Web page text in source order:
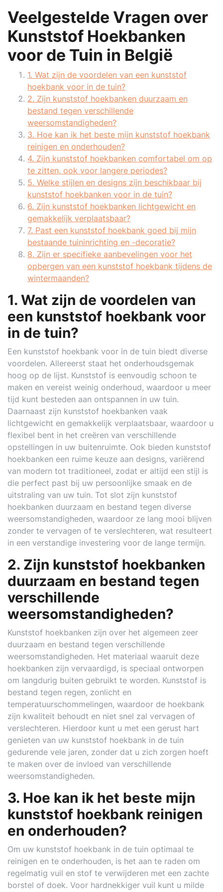
Veelgestelde Vragen over
Kunststof Hoekbanken
voor de Tuin in België
1. Wat zijn de voordelen van een kunststof
hoekbank voor in de tuin?
2. Zijn kunststof hoekbanken duurzaam en
bestand tegen verschillende
weersomstandigheden?
3. Hoe kan ik het beste mijn kunststof hoekbank
reinigen en onderhouden?
4. Zijn kunststof hoekbanken comfortabel om op
te zitten, ook voor langere periodes?
5. Welke stijlen en designs zijn beschikbaar bij
kunststof hoekbanken voor in de tuin?
6. Zijn kunststof hoekbanken lichtgewicht en
gemakkelijk verplaatsbaar?
7. Past een kunststof hoekbank goed bij mijn
bestaande tuininrichting en -decoratie?
8. Zijn er specifieke aanbevelingen voor het
opbergen van een kunststof hoekbank tijdens de
wintermaanden?
1. Wat zijn de voordelen van
een kunststof hoekbank voor
in de tuin?
Een kunststof hoekbank voor in de tuin biedt diverse
voordelen. Allereerst staat het onderhoudsgemak
hoog op de lijst. Kunststof is eenvoudig schoon te
maken en vereist weinig onderhoud, waardoor u meer
tijd kunt besteden aan ontspannen in uw tuin.
Daarnaast zijn kunststof hoekbanken vaak
lichtgewicht en gemakkelijk verplaatsbaar, waardoor u
flexibel bent in het creëren van verschillende
opstellingen in uw buitenruimte. Ook bieden kunststof
hoekbanken een ruime keuze aan designs, variërend
van modern tot traditioneel, zodat er altijd een stijl is
die perfect past bij uw persoonlijke smaak en de
uitstraling van uw tuin. Tot slot zijn kunststof
hoekbanken duurzaam en bestand tegen diverse
weersomstandigheden, waardoor ze lang mooi blijven
zonder te vervagen of te verslechteren, wat resulteert
in een verstandige investering voor de lange termijn.
2. Zijn kunststof hoekbanken
duurzaam en bestand tegen
verschillende
weersomstandigheden?
Kunststof hoekbanken zijn over het algemeen zeer
duurzaam en bestand tegen verschillende
weersomstandigheden. Het materiaal waaruit deze
hoekbanken zijn vervaardigd, is speciaal ontworpen
om langdurig buiten gebruikt te worden. Kunststof is
bestand tegen regen, zonlicht en
temperatuurschommelingen, waardoor de hoekbank
zijn kwaliteit behoudt en niet snel zal vervagen of
verslechteren. Hierdoor kunt u met een gerust hart
genieten van uw kunststof hoekbank in de tuin
gedurende vele jaren, zonder dat u zich zorgen hoeft
te maken over de invloed van verschillende
weersomstandigheden.
3. Hoe kan ik het beste mijn
kunststof hoekbank reinigen
en onderhouden?
Om uw kunststof hoekbank in de tuin optimaal te
reinigen en te onderhouden, is het aan te raden om
regelmatig vuil en stof te verwijderen met een zachte
borstel of doek. Voor hardnekkiger vuil kunt u milde